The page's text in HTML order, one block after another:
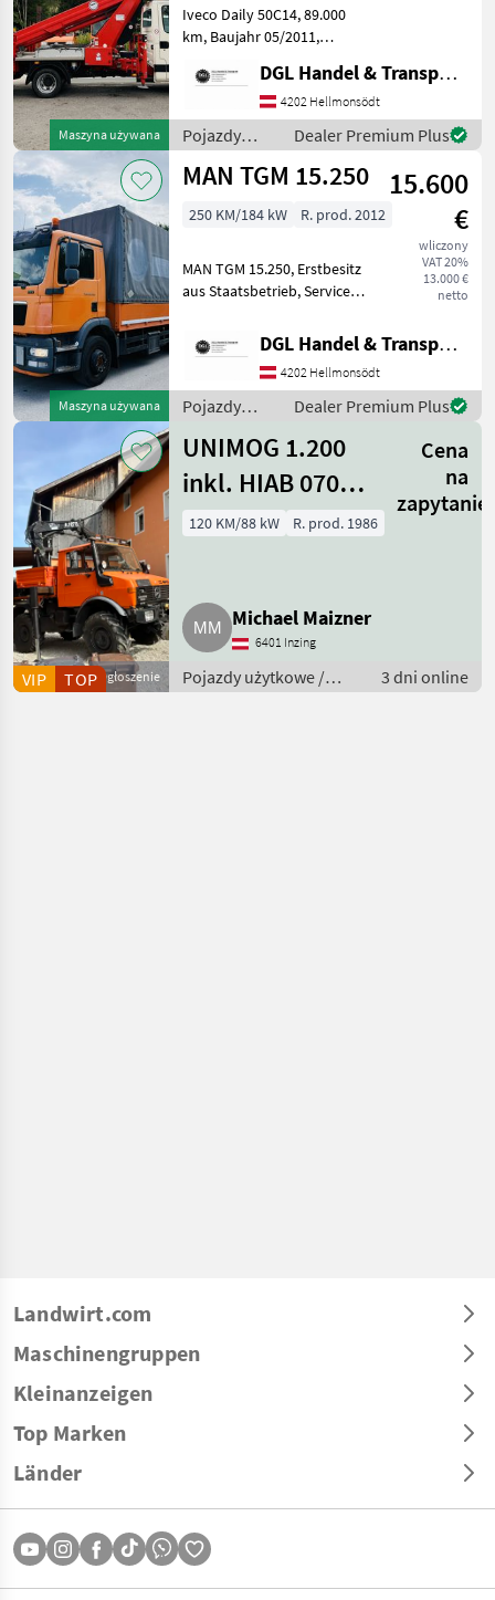
Maszyna używana
Iveco Daily 50C14, 89.000
km, Baujahr 05/2011,
Staatsbetrieb, Diesel,
TB270, 27 m Reichweite!!!
seitlich 14 m bei ca.
DGL Handel & Transporte
4202 Hellmonsödt
Pojazdy
użytkowe /
Iveco
Dealer Premium Plus
Maszyna używana
MAN TGM 15.250
15.600
€
wliczony
VAT 20%
13.000 €
netto
250 KM/184 kW R. prod. 2012
MAN TGM 15.250, Erstbesitz
aus Staatsbetrieb, Service
188.000 km, Ladebordwand
( 4x Steuerung), Klima,
Sitzheizung, Sitzkühlung,
DGL Handel & Transporte
4202 Hellmonsödt
Pojazdy
MAN
Dealer Premium Plus
Ogłoszenie
VIP TOP
UNIMOG 1.200
inkl. HIAB 070
Kran
Cena
na
zapytanie
120 KM/88 kW R. prod. 1986
Michael Maizner
6401 Inzing
Pojazdy użytkowe /
Ciężarówki
3 dni online
Landwirt.com
Maschinengruppen
Kleinanzeigen
Top Marken
Länder